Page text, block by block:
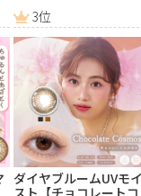
3位
ダイヤブルームUVモ